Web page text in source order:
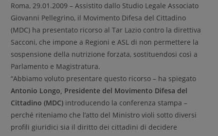
Roma, 29.01.2009 – Assistito dallo Studio Legale Associato
Giovanni Pellegrino, il Movimento Difesa del Cittadino
(MDC) ha presentato ricorso al Tar Lazio contro la direttiva
Sacconi, che impone a Regioni e ASL di non permettere la
sospensione della nutrizione forzata, sostituendosi così a
Parlamento e Magistratura.
“Abbiamo voluto presentare questo ricorso – ha spiegato
Antonio Longo, Presidente del Movimento Difesa del
Cittadino (MDC) introducendo la conferenza stampa –
perché riteniamo che l’atto del Ministro violi sotto diversi
profili giuridici sia il diritto dei cittadini di decidere